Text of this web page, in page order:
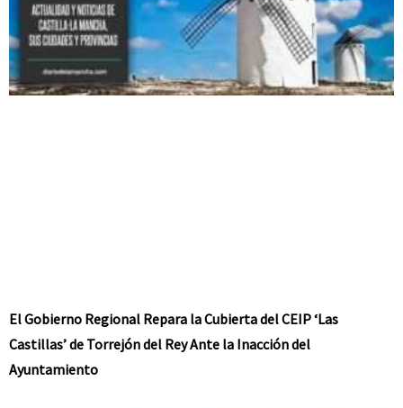
El Gobierno Regional Repara la Cubierta del CEIP ‘Las
Castillas’ de Torrejón del Rey Ante la Inacción del
Ayuntamiento